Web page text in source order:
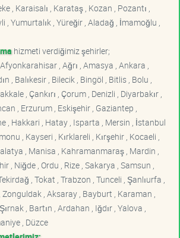
, Karaisalı , Karataş , Kozan , Pozantı ,
, Yumurtalık , Yüreğir , Aladağ , İmamoğlu ,
hizmeti verdiğimiz şehirler;
, Ağrı , Amasya , Ankara ,
, Balıkesir , Bilecik , Bingöl , Bitlis , Bolu ,
, Çankırı , Çorum , Denizli , Diyarbakır ,
, Erzurum , Eskişehir , Gaziantep ,
, Hakkari , Hatay , Isparta , Mersin , İstanbul
, Kayseri , Kırklareli , Kırşehir , Kocaeli ,
, Manisa , Kahramanmaraş , Mardin ,
, Niğde , Ordu , Rize , Sakarya , Samsun ,
, Tokat , Trabzon , Tunceli , Şanlıurfa ,
, Aksaray , Bayburt , Karaman ,
, Bartın , Ardahan , Iğdır , Yalova ,
, Düzce